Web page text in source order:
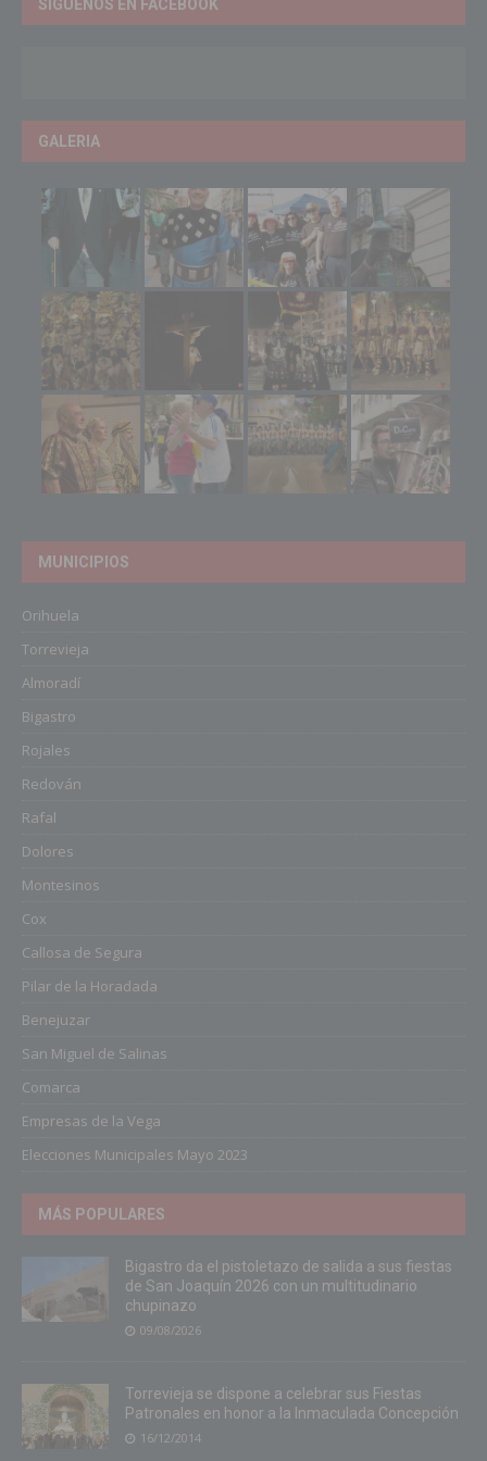
SÍGUENOS EN FACEBOOK
GALERIA
MUNICIPIOS
Orihuela
Torrevieja
Almoradí
Bigastro
Rojales
Redován
Rafal
Dolores
Montesinos
Cox
Callosa de Segura
Pilar de la Horadada
Benejuzar
San Miguel de Salinas
Comarca
Empresas de la Vega
Elecciones Municipales Mayo 2023
MÁS POPULARES
Bigastro da el pistoletazo de salida a sus fiestas
de San Joaquín 2026 con un multitudinario
chupinazo
09/08/2026
Torrevieja se dispone a celebrar sus Fiestas
Patronales en honor a la Inmaculada Concepción
16/12/2014